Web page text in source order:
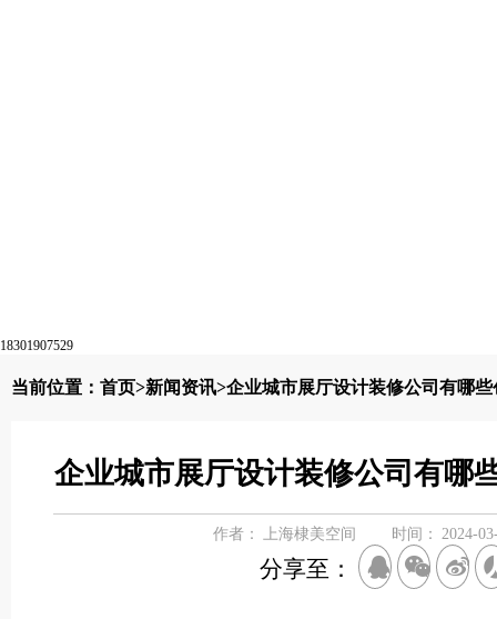
18301907529
当前位置： 首页>新闻资讯>企业城市展厅设计装修公司有哪
企业城市展厅设计装修公司有哪
作者： 上海棣美空间 时间： 2024-
分享至：